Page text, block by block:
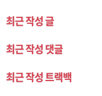
최근 작성 글
최근 작성 댓글
최근 작성 트랙백